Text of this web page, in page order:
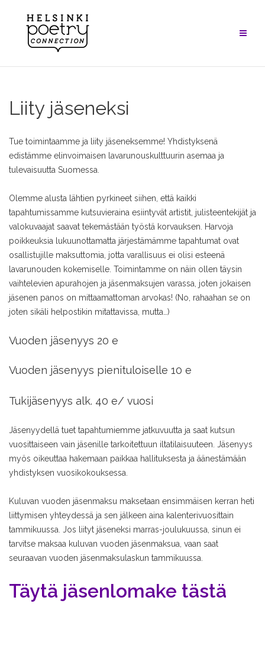
content
Liity jäseneksi
Tue toimintaamme ja liity jäseneksemme! Yhdistyksenä
edistämme elinvoimaisen lavarunouskulttuurin asemaa ja
tulevaisuutta Suomessa.
Olemme alusta lähtien pyrkineet siihen, että kaikki
tapahtumissamme kutsuvieraina esiintyvät artistit, julisteentekijät ja
valokuvaajat saavat tekemästään työstä korvauksen. Harvoja
poikkeuksia lukuunottamatta järjestämämme tapahtumat ovat
osallistujille maksuttomia, jotta varallisuus ei olisi esteenä
lavarunouden kokemiselle. Toimintamme on näin ollen täysin
vaihtelevien apurahojen ja jäsenmaksujen varassa, joten jokaisen
jäsenen panos on mittaamattoman arvokas! (No, rahaahan se on
joten sikäli helpostikin mitattavissa, mutta…)
Vuoden jäsenyys 20 e
Vuoden jäsenyys pienituloiselle 10 e
Tukijäsenyys alk. 40 e/ vuosi
Jäsenyydellä tuet tapahtumiemme jatkuvuutta ja saat kutsun
vuosittaiseen vain jäsenille tarkoitettuun iltatilaisuuteen. Jäsenyys
myös oikeuttaa hakemaan paikkaa hallituksesta ja äänestämään
yhdistyksen vuosikokouksessa.
Kuluvan vuoden jäsenmaksu maksetaan ensimmäisen kerran heti
liittymisen yhteydessä ja sen jälkeen aina kalenterivuosittain
tammikuussa. Jos liityt jäseneksi marras-joulukuussa, sinun ei
tarvitse maksaa kuluvan vuoden jäsenmaksua, vaan saat
seuraavan vuoden jäsenmaksulaskun tammikuussa.
Täytä jäsenlomake tästä